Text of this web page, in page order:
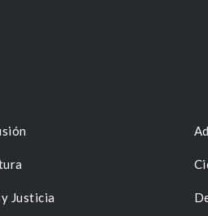
Justicia